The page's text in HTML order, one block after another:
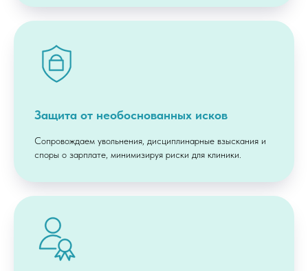
Защита от необоснованных исков
Сопровождаем увольнения, дисциплинарные взыскания и
споры о зарплате, минимизируя риски для клиники.